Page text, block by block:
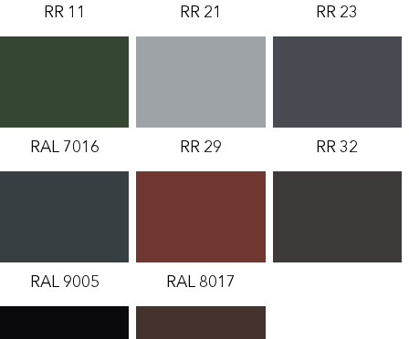
RR 11 RR 21 RR 23
RAL 7016 RR 29 RR 32
RAL 9005 RAL 8017